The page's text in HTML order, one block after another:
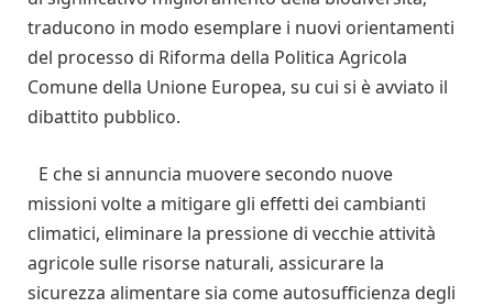
traducono in modo esemplare i nuovi orientamenti
del processo di Riforma della Politica Agricola
Comune della Unione Europea, su cui si è avviato il
dibattito pubblico.
E che si annuncia muovere secondo nuove
missioni volte a mitigare gli effetti dei cambianti
climatici, eliminare la pressione di vecchie attività
agricole sulle risorse naturali, assicurare la
sicurezza alimentare sia come autosufficienza degli